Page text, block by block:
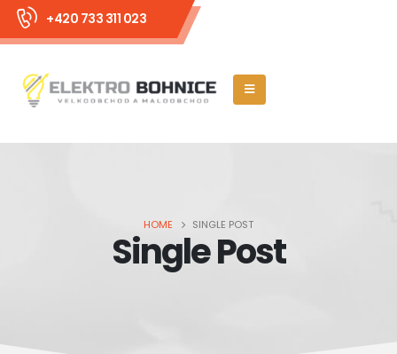
+420 733 311 023
HOME SINGLE POST
Single Post